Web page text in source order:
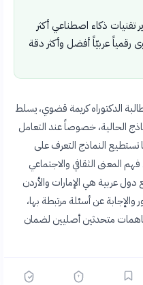
تقنيات ذكاء اصطناعي أكثر
رقمياً عربيّاً أفضل وأكثر دقة
الدكتوراه كريمة قضوي، يسلط
الحالية، خصوصاً عند التعامل
تستطيع النماذج التعرف على
المعنى الثقافي والاجتماعي
عربية هي الإمارات والأردن
عن أسئلة مرتبطة بها،
متحدثين أصليين لضمان